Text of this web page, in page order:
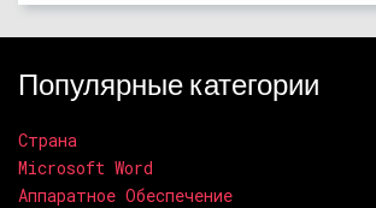
Популярные категории
Страна
Microsoft Word
Аппаратное Обеспечение